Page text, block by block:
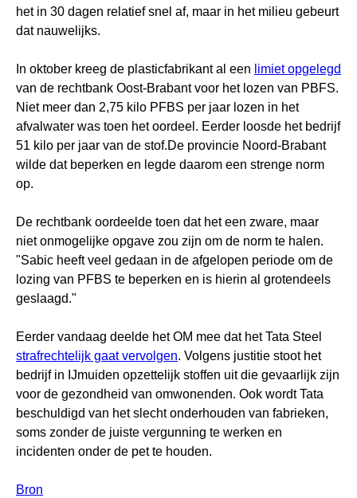
het in 30 dagen relatief snel af, maar in het milieu gebeurt
dat nauwelijks.
In oktober kreeg de plasticfabrikant al een limiet opgelegd
van de rechtbank Oost-Brabant voor het lozen van PBFS.
Niet meer dan 2,75 kilo PFBS per jaar lozen in het
afvalwater was toen het oordeel. Eerder loosde het bedrijf
51 kilo per jaar van de stof.De provincie Noord-Brabant
wilde dat beperken en legde daarom een strenge norm
op.
De rechtbank oordeelde toen dat het een zware, maar
niet onmogelijke opgave zou zijn om de norm te halen.
"Sabic heeft veel gedaan in de afgelopen periode om de
lozing van PFBS te beperken en is hierin al grotendeels
geslaagd."
Eerder vandaag deelde het OM mee dat het Tata Steel
strafrechtelijk gaat vervolgen. Volgens justitie stoot het
bedrijf in IJmuiden opzettelijk stoffen uit die gevaarlijk zijn
voor de gezondheid van omwonenden. Ook wordt Tata
beschuldigd van het slecht onderhouden van fabrieken,
soms zonder de juiste vergunning te werken en
incidenten onder de pet te houden.
Bron